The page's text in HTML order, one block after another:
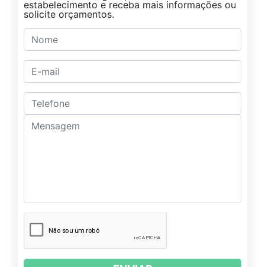
estabelecimento e receba mais informações ou
solicite orçamentos.